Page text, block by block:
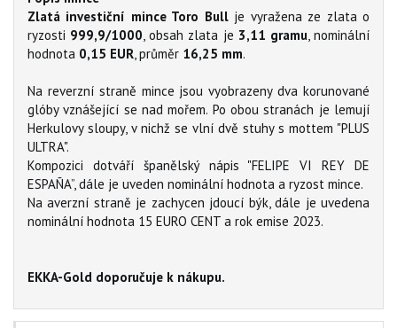
Zlatá investiční mince Toro Bullje vyražena ze zlata o
ryzosti 999,9/1000, obsah zlata je 3,11 gramu, nominální
hodnota 0,15 EUR, průměr 16,25 mm.
Na reverzní straně mince jsou vyobrazeny dva korunované
glóby vznášející se nad mořem. Po obou stranách je lemují
Herkulovy sloupy, v nichž se vlní dvě stuhy s mottem "PLUS
ULTRA".
Kompozici dotváří španělský nápis "FELIPE VI REY DE
ESPAÑA”, dále je uveden nominální hodnota a ryzost mince.
Na averzní straně je zachycen jdoucí býk, dále je uvedena
nominální hodnota 15 EURO CENT a rok emise 2023.
EKKA-Gold doporučuje k nákupu.